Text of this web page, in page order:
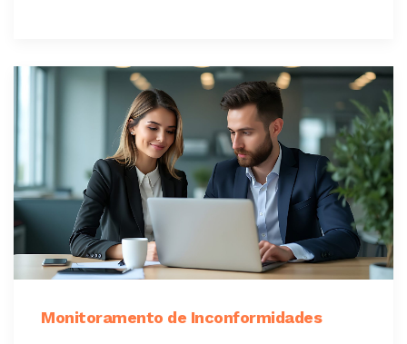
Monitoramento de Inconformidades